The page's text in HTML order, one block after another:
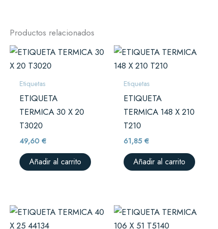
Productos relacionados
Etiquetas
ETIQUETA
TERMICA 30 X 20
T3020
49,60€
Añadir al carrito
Etiquetas
ETIQUETA
TERMICA 148 X 210
T210
61,85€
Añadir al carrito